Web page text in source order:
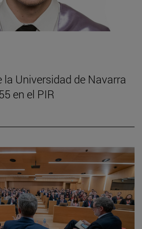
la Universidad de Navarra
en el PIR